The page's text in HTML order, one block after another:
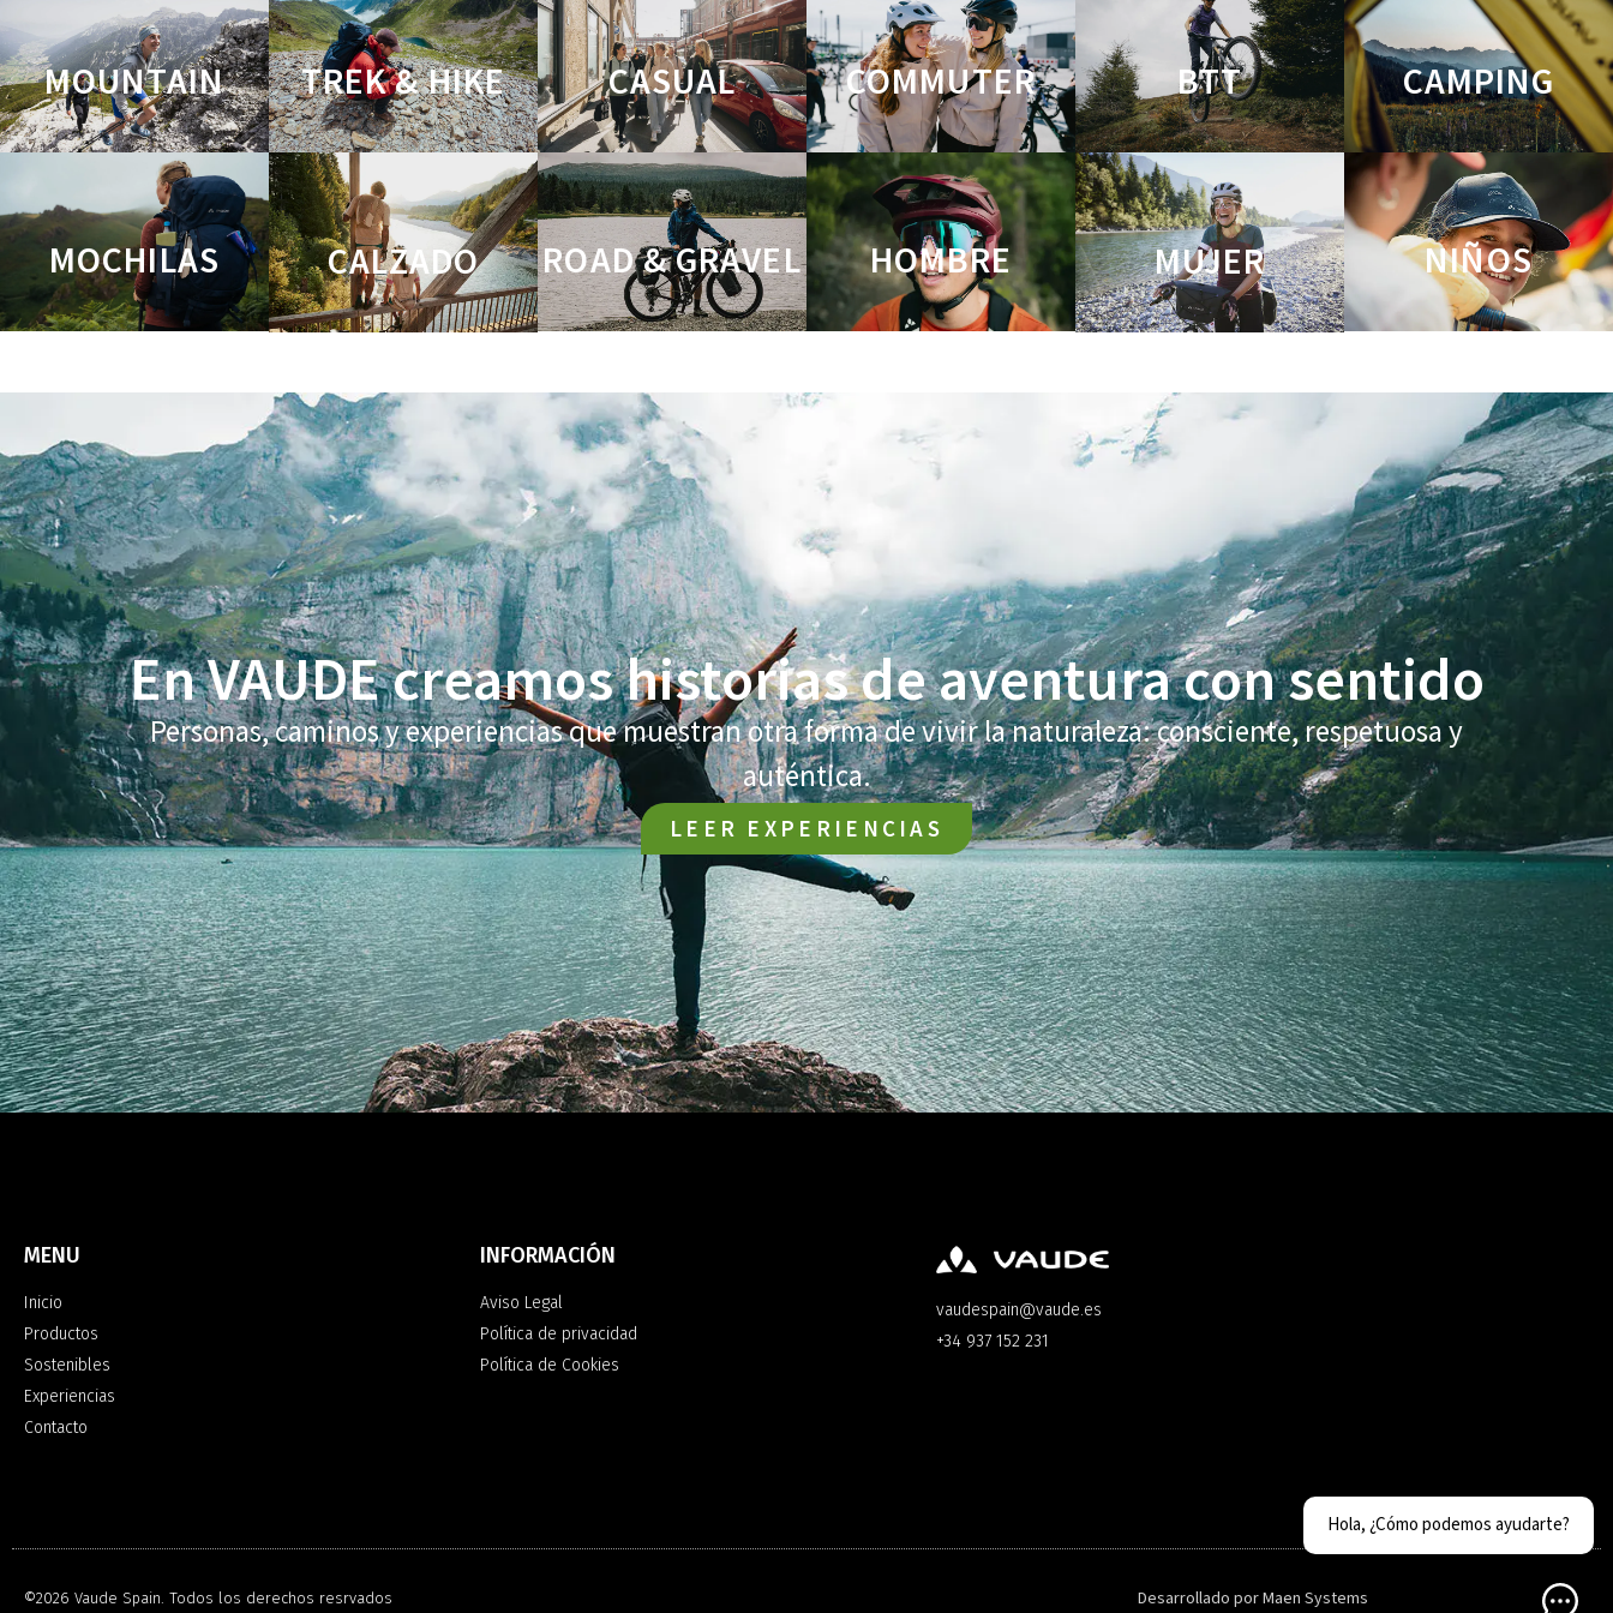
MOUNTAIN TREK & HIKE CASUAL COMMUTER BTT CAMPING
MOCHILAS CALZADO ROAD & GRAVEL HOMBRE MUJER NIÑOS
En VAUDE creamos historias de aventura con sentido
Personas, caminos y experiencias que muestran otra forma de vivir la naturaleza: consciente, respetuosa y
auténtica.
LEER EXPERIENCIAS
MENU
Inicio
Productos
Sostenibles
Experiencias
Contacto
INFORMACIÓN
Aviso Legal
Política de privacidad
Política de Cookies
vaudespain@vaude.es
+34 937 152 231
©2026 Vaude Spain. Todos los derechos resrvados Desarrollado porMaen Systems
Hola, ¿Cómo podemos ayudarte?